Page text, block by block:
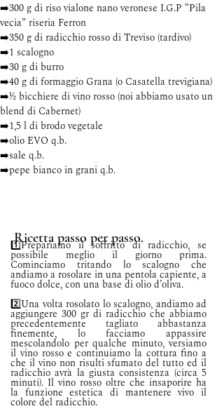
➡️300 g di riso vialone nano veronese I.G.P “Pila
vecia” riseria Ferron
➡️350 g di radicchio rosso di Treviso (tardivo)
➡️1 scalogno
➡️30 g di burro
➡️40 g di formaggio Grana (o Casatella trevigiana)
➡️½ bicchiere di vino rosso (noi abbiamo usato un
blend di Cabernet)
➡️1,5 l di brodo vegetale
➡️olio EVO q.b.
➡️sale q.b.
➡️pepe bianco in grani q.b.
Ricetta passo per passo.
1️⃣Prepariamo il soffritto di radicchio, se
possibile meglio il giorno prima.
Cominciamo tritando lo scalogno che
andiamo a rosolare in una pentola capiente, a
fuoco dolce, con una base di olio d’oliva.
2️⃣Una volta rosolato lo scalogno, andiamo ad
aggiungere 300 gr di radicchio che abbiamo
precedentemente tagliato abbastanza
finemente, lo facciamo appassire
mescolandolo per qualche minuto, versiamo
il vino rosso e continuiamo la cottura fino a
che il vino non risulti sfumato del tutto ed il
radicchio avrà la giusta consistenza (circa 5
minuti). Il vino rosso oltre che insaporire ha
la funzione estetica di mantenere vivo il
colore del radicchio.